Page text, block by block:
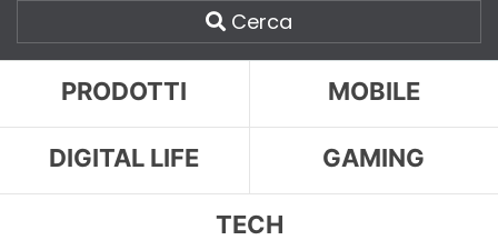
Cerca
PRODOTTI MOBILE
DIGITAL LIFE GAMING
TECH